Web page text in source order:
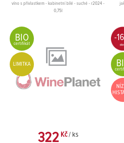
víno s přívlastkem - kabinetní bílé - suché - r2024 -
0,75l
BIO
certifikát
LIMITKA
322 Kč / ks
-